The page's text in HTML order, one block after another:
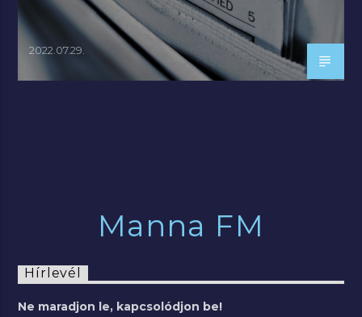
2022.07.29.
Manna FM
Hírlevél
Ne maradjon le, kapcsolódjon be!